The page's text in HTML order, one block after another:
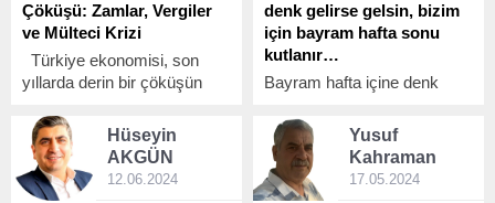
Çöküşü: Zamlar, Vergiler
ve Mülteci Krizi
Türkiye ekonomisi, son
yıllarda derin bir çöküşün
geçen gün artan zamlar, yeni
vergiler ve mültecilerin
yarattığı ekonomik baskı,
halkın omuzlarındaki yükü
denk gelirse gelsin, bizim
için bayram hafta sonu
kutlanır…
Bayram hafta içine denk
yerinden izin alamazdı.
Hüseyin
AKGÜN
12.06.2024
Yusuf
Kahraman
17.05.2024